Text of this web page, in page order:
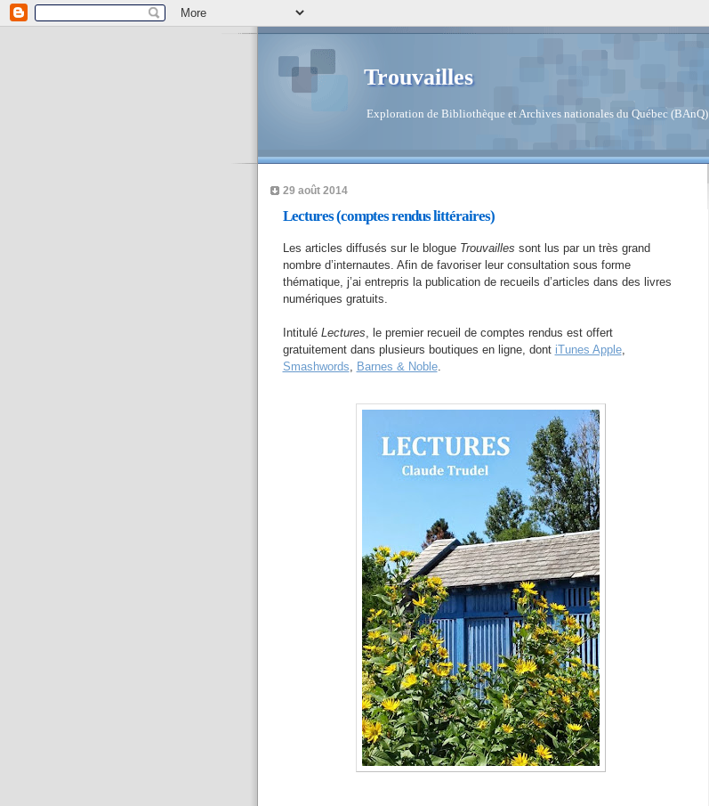
Trouvailles
Exploration de Bibliothèque et Archives nationales du Québec (BAnQ)
29 août 2014
Lectures (comptes rendus littéraires)
Les articles diffusés sur le blogue Trouvailles sont lus par un très grand
nombre d’internautes. Afin de favoriser leur consultation sous forme
thématique, j’ai entrepris la publication de recueils d’articles dans des livres
numériques gratuits.
Intitulé Lectures, le premier recueil de comptes rendus est offert
gratuitement dans plusieurs boutiques en ligne, dont iTunes Apple,
Smashwords, Barnes & Noble.